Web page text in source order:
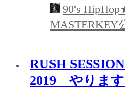
90's
MASTERKEY
RUSH
2019 やります